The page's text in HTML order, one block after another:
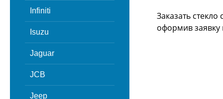
Infiniti
Isuzu
Jaguar
JCB
Jeep
Заказать
оформив заявку